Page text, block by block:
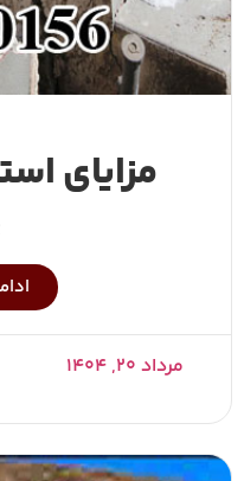
مزایای
مرداد ۲۰, ۱۴۰۴